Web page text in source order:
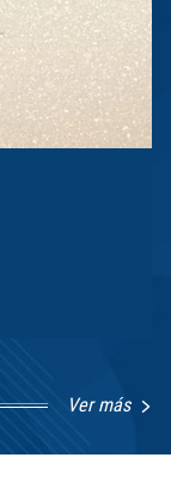
Ver más